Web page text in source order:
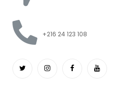
+216 24 123 108